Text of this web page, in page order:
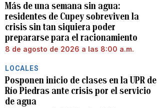
Más de una semana sin agua:
residentes de Cupey sobreviven la
crisis sin tan siquiera poder
prepararse para el racionamiento
8 de agosto de 2026 a las 8:00 a.m.
LOCALES
Posponen inicio de clases en la UPR de
Río Piedras ante crisis por el servicio
de agua